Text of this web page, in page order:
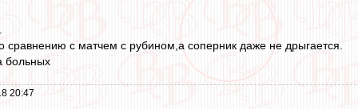
сравнению с матчем с рубином,а соперник даже не дрыгается.
больных
20:47